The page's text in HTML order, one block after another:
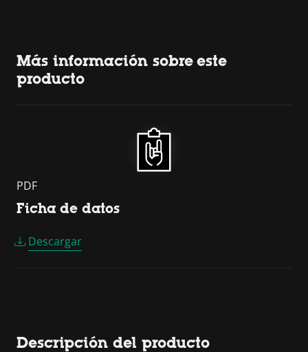
Más información sobre este
producto
PDF
Ficha de datos
Descargar
Descripción del producto